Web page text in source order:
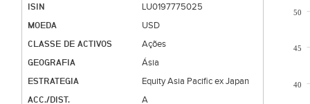
ISIN
LU0197775025
MOEDA
USD
CLASSE DE ACTIVOS
Ações
GEOGRAFIA
Ásia
ESTRATEGIA
Equity Asia Pacific ex Japan
ACC./DIST.
A
40
45
50